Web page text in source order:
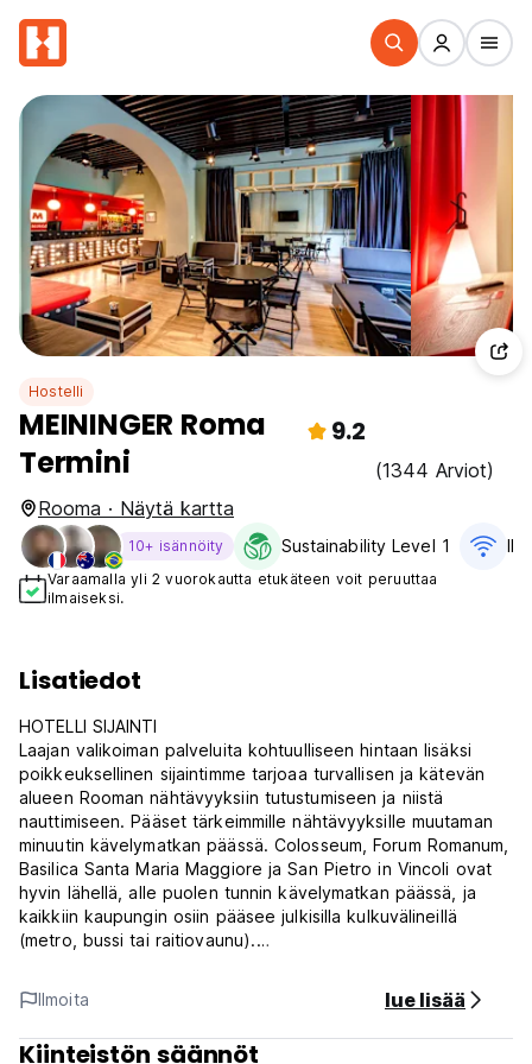
Hostelli
MEININGER Roma
Termini
9.2
(1344 Arviot)
Rooma · Näytä kartta
10+ isännöity Sustainability Level 1
Varaamalla yli 2 vuorokautta etukäteen voit peruuttaa
ilmaiseksi.
Lisatiedot
HOTELLI SIJAINTI
Laajan valikoiman palveluita kohtuulliseen hintaan lisäksi
poikkeuksellinen sijaintimme tarjoaa turvallisen ja kätevän
alueen Rooman nähtävyyksiin tutustumiseen ja niistä
nauttimiseen. Pääset tärkeimmille nähtävyyksille muutaman
minuutin kävelymatkan päässä. Colosseum, Forum Romanum,
Basilica Santa Maria Maggiore ja San Pietro in Vincoli ovat
hyvin lähellä, alle puolen tunnin kävelymatkan päässä, ja
kaikkiin kaupungin osiin pääsee julkisilla kulkuvälineillä
(metro, bussi tai raitiovaunu).
Vanha rakennus, jossa on italialaista tunnelmaa, sijaitsee Via
San Martino della Battaglialla lähellä Terminin
rautatieasemaa. Se on Rooman bussien, taksipysäkkien,
metron ja junien keskus, joten voit aina mennä minne haluat.
Ilmoita lue lisää
Kiinteistön säännöt